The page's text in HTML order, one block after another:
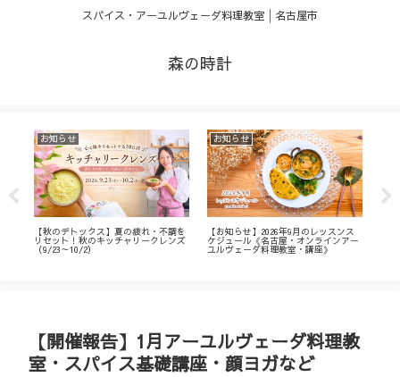
スパイス・アーユルヴェーダ料理教室│名古屋市
森の時計
お知らせ
【秋のデトックス】夏の疲れ・不調を
リセット！秋のキッチャリークレンズ
（9/23～10/2）
お知らせ
【お知らせ】2026年9月のレッスンス
ケジュール《名古屋・オンラインアー
ユルヴェーダ料理教室・講座》
【開催報告】1月アーユルヴェーダ料理教
室・スパイス基礎講座・顔ヨガなど